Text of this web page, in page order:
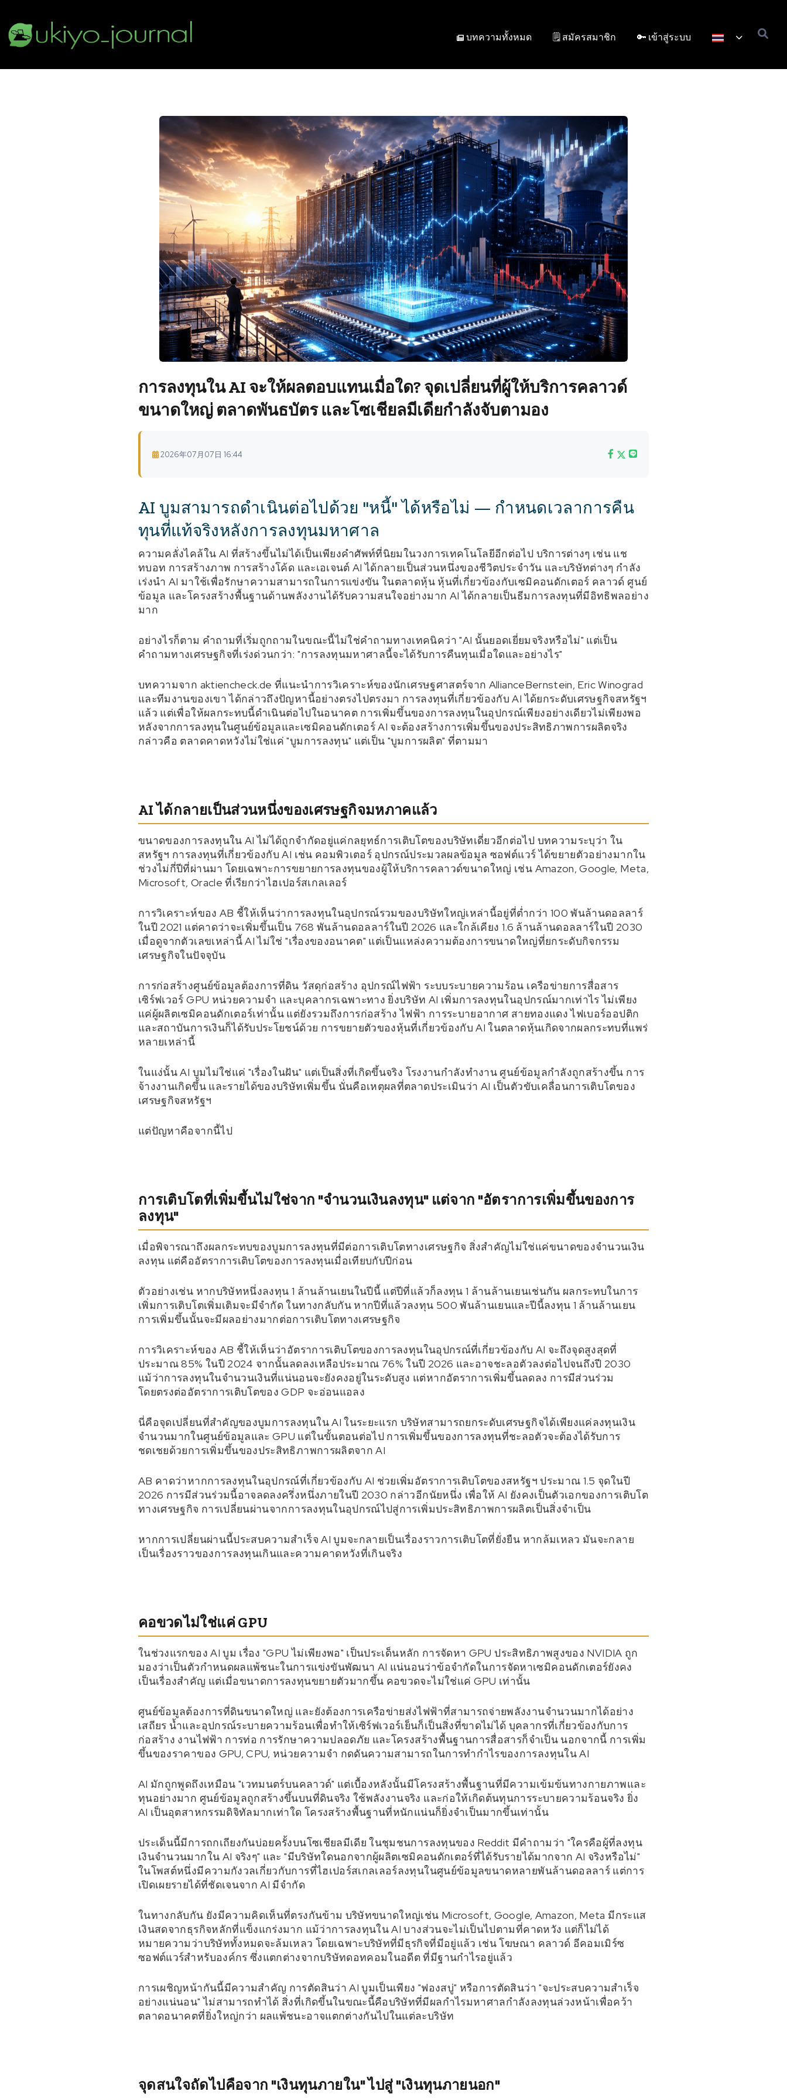
บทความทั้งหมด 🗒️ สมัครสมาชิก 🔑 เข้าสู่ระบบ
การลงทุนใน AI จะให้ผลตอบแทนเมื่อใด? จุดเปลี่ยนที่ผู้ให้บริการคลาวด์
ขนาดใหญ่ ตลาดพันธบัตร และโซเชียลมีเดียกำลังจับตามอง
2026年07月07日 16:44
AI บูมสามารถดำเนินต่อไปด้วย "หนี้" ได้หรือไม่ — กำหนดเวลาการคืน
ทุนที่แท้จริงหลังการลงทุนมหาศาล
ความคลั่งไคล้ใน AI ที่สร้างขึ้นไม่ได้เป็นเพียงคำศัพท์ที่นิยมในวงการเทคโนโลยีอีกต่อไป บริการต่างๆ เช่น แช
ทบอท การสร้างภาพ การสร้างโค้ด และเอเจนต์ AI ได้กลายเป็นส่วนหนึ่งของชีวิตประจำวัน และบริษัทต่างๆ กำลัง
เร่งนำ AI มาใช้เพื่อรักษาความสามารถในการแข่งขัน ในตลาดหุ้น หุ้นที่เกี่ยวข้องกับเซมิคอนดักเตอร์ คลาวด์ ศูนย์
ข้อมูล และโครงสร้างพื้นฐานด้านพลังงานได้รับความสนใจอย่างมาก AI ได้กลายเป็นธีมการลงทุนที่มีอิทธิพลอย่าง
มาก
อย่างไรก็ตาม คำถามที่เริ่มถูกถามในขณะนี้ไม่ใช่คำถามทางเทคนิคว่า "AI นั้นยอดเยี่ยมจริงหรือไม่" แต่เป็น
คำถามทางเศรษฐกิจที่เร่งด่วนกว่า: "การลงทุนมหาศาลนี้จะได้รับการคืนทุนเมื่อใดและอย่างไร"
บทความจาก aktiencheck.de ที่แนะนำการวิเคราะห์ของนักเศรษฐศาสตร์จาก AllianceBernstein, Eric Winograd
และทีมงานของเขา ได้กล่าวถึงปัญหานี้อย่างตรงไปตรงมา การลงทุนที่เกี่ยวข้องกับ AI ได้ยกระดับเศรษฐกิจสหรัฐฯ
แล้ว แต่เพื่อให้ผลกระทบนี้ดำเนินต่อไปในอนาคต การเพิ่มขึ้นของการลงทุนในอุปกรณ์เพียงอย่างเดียวไม่เพียงพอ
หลังจากการลงทุนในศูนย์ข้อมูลและเซมิคอนดักเตอร์ AI จะต้องสร้างการเพิ่มขึ้นของประสิทธิภาพการผลิตจริง
กล่าวคือ ตลาดคาดหวังไม่ใช่แค่ "บูมการลงทุน" แต่เป็น "บูมการผลิต" ที่ตามมา
AI ได้กลายเป็นส่วนหนึ่งของเศรษฐกิจมหภาคแล้ว
ขนาดของการลงทุนใน AI ไม่ได้ถูกจำกัดอยู่แค่กลยุทธ์การเติบโตของบริษัทเดี่ยวอีกต่อไป บทความระบุว่า ใน
สหรัฐฯ การลงทุนที่เกี่ยวข้องกับ AI เช่น คอมพิวเตอร์ อุปกรณ์ประมวลผลข้อมูล ซอฟต์แวร์ ได้ขยายตัวอย่างมากใน
ช่วงไม่กี่ปีที่ผ่านมา โดยเฉพาะการขยายการลงทุนของผู้ให้บริการคลาวด์ขนาดใหญ่ เช่น Amazon, Google, Meta,
Microsoft, Oracle ที่เรียกว่าไฮเปอร์สเกลเลอร์
การวิเคราะห์ของ AB ชี้ให้เห็นว่าการลงทุนในอุปกรณ์รวมของบริษัทใหญ่เหล่านี้อยู่ที่ต่ำกว่า 100 พันล้านดอลลาร์
ในปี 2021 แต่คาดว่าจะเพิ่มขึ้นเป็น 768 พันล้านดอลลาร์ในปี 2026 และใกล้เคียง 1.6 ล้านล้านดอลลาร์ในปี 2030
เมื่อดูจากตัวเลขเหล่านี้ AI ไม่ใช่ "เรื่องของอนาคต" แต่เป็นแหล่งความต้องการขนาดใหญ่ที่ยกระดับกิจกรรม
เศรษฐกิจในปัจจุบัน
การก่อสร้างศูนย์ข้อมูลต้องการที่ดิน วัสดุก่อสร้าง อุปกรณ์ไฟฟ้า ระบบระบายความร้อน เครือข่ายการสื่อสาร
เซิร์ฟเวอร์ GPU หน่วยความจำ และบุคลากรเฉพาะทาง ยิ่งบริษัท AI เพิ่มการลงทุนในอุปกรณ์มากเท่าไร ไม่เพียง
แค่ผู้ผลิตเซมิคอนดักเตอร์เท่านั้น แต่ยังรวมถึงการก่อสร้าง ไฟฟ้า การระบายอากาศ สายทองแดง ไฟเบอร์ออปติก
และสถาบันการเงินก็ได้รับประโยชน์ด้วย การขยายตัวของหุ้นที่เกี่ยวข้องกับ AI ในตลาดหุ้นเกิดจากผลกระทบที่แพร่
หลายเหล่านี้
ในแง่นั้น AI บูมไม่ใช่แค่ "เรื่องในฝัน" แต่เป็นสิ่งที่เกิดขึ้นจริง โรงงานกำลังทำงาน ศูนย์ข้อมูลกำลังถูกสร้างขึ้น การ
จ้างงานเกิดขึ้น และรายได้ของบริษัทเพิ่มขึ้น นั่นคือเหตุผลที่ตลาดประเมินว่า AI เป็นตัวขับเคลื่อนการเติบโตของ
เศรษฐกิจสหรัฐฯ
แต่ปัญหาคือจากนี้ไป
การเติบโตที่เพิ่มขึ้นไม่ใช่จาก "จำนวนเงินลงทุน" แต่จาก "อัตราการเพิ่มขึ้นของการ
ลงทุน"
เมื่อพิจารณาถึงผลกระทบของบูมการลงทุนที่มีต่อการเติบโตทางเศรษฐกิจ สิ่งสำคัญไม่ใช่แค่ขนาดของจำนวนเงิน
ลงทุน แต่คืออัตราการเติบโตของการลงทุนเมื่อเทียบกับปีก่อน
ตัวอย่างเช่น หากบริษัทหนึ่งลงทุน 1 ล้านล้านเยนในปีนี้ แต่ปีที่แล้วก็ลงทุน 1 ล้านล้านเยนเช่นกัน ผลกระทบในการ
เพิ่มการเติบโตเพิ่มเติมจะมีจำกัด ในทางกลับกัน หากปีที่แล้วลงทุน 500 พันล้านเยนและปีนี้ลงทุน 1 ล้านล้านเยน
การเพิ่มขึ้นนั้นจะมีผลอย่างมากต่อการเติบโตทางเศรษฐกิจ
การวิเคราะห์ของ AB ชี้ให้เห็นว่าอัตราการเติบโตของการลงทุนในอุปกรณ์ที่เกี่ยวข้องกับ AI จะถึงจุดสูงสุดที่
ประมาณ 85% ในปี 2024 จากนั้นลดลงเหลือประมาณ 76% ในปี 2026 และอาจชะลอตัวลงต่อไปจนถึงปี 2030
แม้ว่าการลงทุนในจำนวนเงินที่แน่นอนจะยังคงอยู่ในระดับสูง แต่หากอัตราการเพิ่มขึ้นลดลง การมีส่วนร่วม
โดยตรงต่ออัตราการเติบโตของ GDP จะอ่อนแอลง
นี่คือจุดเปลี่ยนที่สำคัญของบูมการลงทุนใน AI ในระยะแรก บริษัทสามารถยกระดับเศรษฐกิจได้เพียงแค่ลงทุนเงิน
จำนวนมากในศูนย์ข้อมูลและ GPU แต่ในขั้นตอนต่อไป การเพิ่มขึ้นของการลงทุนที่ชะลอตัวจะต้องได้รับการ
ชดเชยด้วยการเพิ่มขึ้นของประสิทธิภาพการผลิตจาก AI
AB คาดว่าหากการลงทุนในอุปกรณ์ที่เกี่ยวข้องกับ AI ช่วยเพิ่มอัตราการเติบโตของสหรัฐฯ ประมาณ 1.5 จุดในปี
2026 การมีส่วนร่วมนี้อาจลดลงครึ่งหนึ่งภายในปี 2030 กล่าวอีกนัยหนึ่ง เพื่อให้ AI ยังคงเป็นตัวเอกของการเติบโต
ทางเศรษฐกิจ การเปลี่ยนผ่านจากการลงทุนในอุปกรณ์ไปสู่การเพิ่มประสิทธิภาพการผลิตเป็นสิ่งจำเป็น
หากการเปลี่ยนผ่านนี้ประสบความสำเร็จ AI บูมจะกลายเป็นเรื่องราวการเติบโตที่ยั่งยืน หากล้มเหลว มันจะกลาย
เป็นเรื่องราวของการลงทุนเกินและความคาดหวังที่เกินจริง
คอขวดไม่ใช่แค่ GPU
ในช่วงแรกของ AI บูม เรื่อง "GPU ไม่เพียงพอ" เป็นประเด็นหลัก การจัดหา GPU ประสิทธิภาพสูงของ NVIDIA ถูก
มองว่าเป็นตัวกำหนดผลแพ้ชนะในการแข่งขันพัฒนา AI แน่นอนว่าข้อจำกัดในการจัดหาเซมิคอนดักเตอร์ยังคง
เป็นเรื่องสำคัญ แต่เมื่อขนาดการลงทุนขยายตัวมากขึ้น คอขวดจะไม่ใช่แค่ GPU เท่านั้น
ศูนย์ข้อมูลต้องการที่ดินขนาดใหญ่ และยังต้องการเครือข่ายส่งไฟฟ้าที่สามารถจ่ายพลังงานจำนวนมากได้อย่าง
เสถียร น้ำและอุปกรณ์ระบายความร้อนเพื่อทำให้เซิร์ฟเวอร์เย็นก็เป็นสิ่งที่ขาดไม่ได้ บุคลากรที่เกี่ยวข้องกับการ
ก่อสร้าง งานไฟฟ้า การท่อ การรักษาความปลอดภัย และโครงสร้างพื้นฐานการสื่อสารก็จำเป็น นอกจากนี้ การเพิ่ม
ขึ้นของราคาของ GPU, CPU, หน่วยความจำ กดดันความสามารถในการทำกำไรของการลงทุนใน AI
AI มักถูกพูดถึงเหมือน "เวทมนตร์บนคลาวด์" แต่เบื้องหลังนั้นมีโครงสร้างพื้นฐานที่มีความเข้มข้นทางกายภาพและ
ทุนอย่างมาก ศูนย์ข้อมูลถูกสร้างขึ้นบนที่ดินจริง ใช้พลังงานจริง และก่อให้เกิดต้นทุนการระบายความร้อนจริง ยิ่ง
AI เป็นอุตสาหกรรมดิจิทัลมากเท่าใด โครงสร้างพื้นฐานที่หนักแน่นก็ยิ่งจำเป็นมากขึ้นเท่านั้น
ประเด็นนี้มีการถกเถียงกันบ่อยครั้งบนโซเชียลมีเดีย ในชุมชนการลงทุนของ Reddit มีคำถามว่า "ใครคือผู้ที่ลงทุน
เงินจำนวนมากใน AI จริงๆ" และ "มีบริษัทใดนอกจากผู้ผลิตเซมิคอนดักเตอร์ที่ได้รับรายได้มากจาก AI จริงหรือไม่"
ในโพสต์หนึ่งมีความกังวลเกี่ยวกับการที่ไฮเปอร์สเกลเลอร์ลงทุนในศูนย์ข้อมูลขนาดหลายพันล้านดอลลาร์ แต่การ
เปิดเผยรายได้ที่ชัดเจนจาก AI มีจำกัด
ในทางกลับกัน ยังมีความคิดเห็นที่ตรงกันข้าม บริษัทขนาดใหญ่เช่น Microsoft, Google, Amazon, Meta มีกระแส
เงินสดจากธุรกิจหลักที่แข็งแกร่งมาก แม้ว่าการลงทุนใน AI บางส่วนจะไม่เป็นไปตามที่คาดหวัง แต่ก็ไม่ได้
หมายความว่าบริษัททั้งหมดจะล้มเหลว โดยเฉพาะบริษัทที่มีธุรกิจที่มีอยู่แล้ว เช่น โฆษณา คลาวด์ อีคอมเมิร์ซ
ซอฟต์แวร์สำหรับองค์กร ซึ่งแตกต่างจากบริษัทดอทคอมในอดีต ที่มีฐานกำไรอยู่แล้ว
การเผชิญหน้ากันนี้มีความสำคัญ การตัดสินว่า AI บูมเป็นเพียง "ฟองสบู่" หรือการตัดสินว่า "จะประสบความสำเร็จ
อย่างแน่นอน" ไม่สามารถทำได้ สิ่งที่เกิดขึ้นในขณะนี้คือบริษัทที่มีผลกำไรมหาศาลกำลังลงทุนล่วงหน้าเพื่อคว้า
ตลาดอนาคตที่ยิ่งใหญ่กว่า ผลแพ้ชนะอาจแตกต่างกันไปในแต่ละบริษัท
จุดสนใจถัดไปคือจาก "เงินทุนภายใน" ไปสู่ "เงินทุนภายนอก"